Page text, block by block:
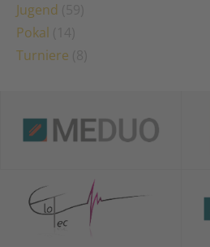
Jugend
Pokal
Turniere